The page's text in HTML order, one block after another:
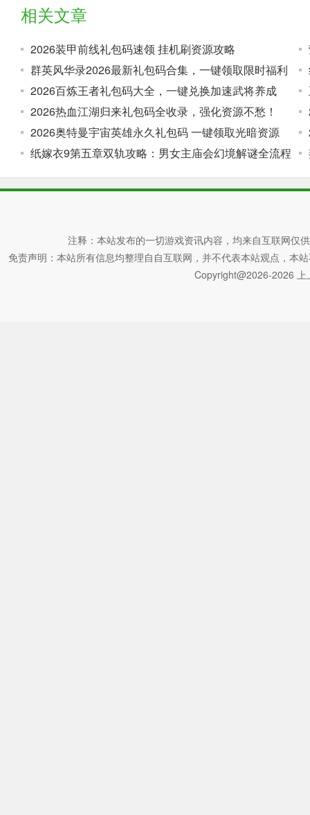
相关文章
2026装甲前线礼包码速领 挂机刷资源攻略
群英风华录2026最新礼包码合集，一键领取限时福利
2026百炼王者礼包码大全，一键兑换加速武将养成
2026热血江湖归来礼包码全收录，强化资源不愁！
2026奥特曼宇宙英雄永久礼包码 一键领取光暗资源
纸嫁衣9第五章双轨攻略：男女主庙会幻境解谜全流程
注释：本站发布的一切游戏资讯内容，均来自互联网仅
免责声明：本站所有信息均整理自自互联网，并不代表本站观点，本
Copyright@2026-2026